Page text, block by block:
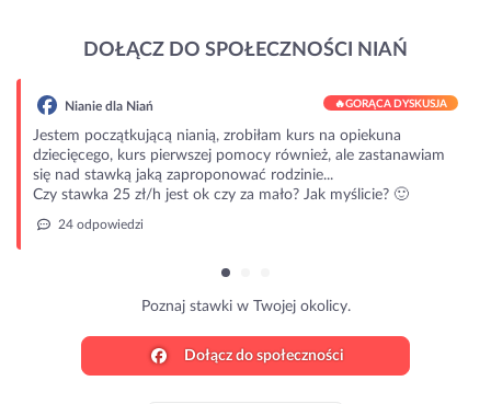
DOŁĄCZ DO SPOŁECZNOŚCI NIAŃ
Nianie dla Niań 🔥GORĄCA DYSKUSJA
Jestem początkującą nianią, zrobiłam kurs na opiekuna
dziecięcego, kurs pierwszej pomocy również, ale zastanawiam
się nad stawką jaką zaproponować rodzinie...
Czy stawka 25 zł/h jest ok czy za mało? Jak myślicie? 🙂
24 odpowiedzi
Poznaj stawki w Twojej okolicy.
Dołącz do społeczności